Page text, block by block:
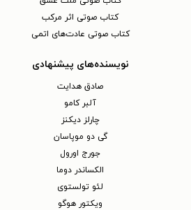
کتاب صوتی اثر مرکب
کتاب صوتی عادت‌های اتمی
نویسنده‌های پیشنهادی
صادق هدایت
آلبر کامو
چارلز دیکنز
گی دو موپاسان
جورج اورول
الکساندر دوما
لئو تولستوی
ویکتور هوگو